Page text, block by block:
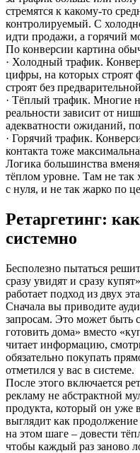
стремятся к какому-то
контролируемый. С
идти продажи, а горячий
По конверсии картина
· Холодный трафик.
цифры, на которых
строят без
· Тёплый трафик. Многие
реальности зависит от
адекватности ожиданий,
· Горячий трафик.
контакта тоже
Логика большинства
тёплом уровне. Там не так
с нуля, и не так жарко по
Ретаргетинг:
системно
Бесполезно пытаться
сразу увидят и сразу
работает подход из двух
Сначала вы приводите
запросам. Это может быть
готовить дома» вместо
читает информацию,
обязательно покупать
отметился у вас в системе.
После этого включается
рекламу не абстрактной
продукта, который он уже
выглядит как продолжение
на этом шаге – довести
чтобы каждый раз заново